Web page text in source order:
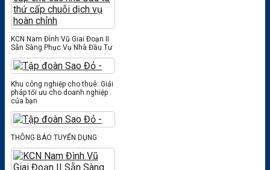
KCN Nam Đình Vũ Giai Đoạn II
Sẵn Sàng Phục Vụ Nhà Đầu Tư
Khu công nghiệp cho thuê: Giải
pháp tối ưu cho doanh nghiệp
của bạn
THÔNG BÁO TUYỂN DỤNG